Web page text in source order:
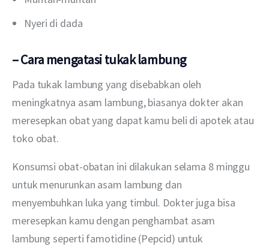
Nyeri di dada
– Cara mengatasi tukak lambung
Pada tukak lambung yang disebabkan oleh
meningkatnya asam lambung, biasanya dokter akan
meresepkan obat yang dapat kamu beli di apotek atau
toko obat.
Konsumsi obat-obatan ini dilakukan selama 8 minggu
untuk menurunkan asam lambung dan
menyembuhkan luka yang timbul. Dokter juga bisa
meresepkan kamu dengan penghambat asam
lambung seperti famotidine (Pepcid) untuk